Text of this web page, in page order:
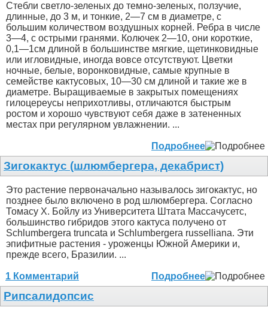
Стебли светло-зеленых до темно-зеленых, ползучие,
длинные, до 3 м, и тонкие, 2—7 см в диаметре, с
большим количеством воздушных корней. Ребра в числе
3—4, с острыми гранями. Колючек 2—10, они короткие,
0,1—1см длиной в большинстве мягкие, щетинковидные
или игловидные, иногда вовсе отсутствуют. Цветки
ночные, белые, воронковидные, самые крупные в
семействе кактусовых, 10—30 см длиной и такие же в
диаметре. Выращиваемые в закрытых помещениях
гилоцереусы неприхотливы, отличаются быстрым
ростом и хорошо чувствуют себя даже в затененных
местах при регулярном увлажнении. ...
Подробнее
Зигокактус (шлюмбергера, декабрист)
Это растение первоначально называлось зигокактус, но
позднее было включено в род шлюмбергера. Согласно
Томасу Х. Бойлу из Университета Штата Массачусетс,
большинство гибридов этого кактуса получено от
Schlumbergera truncata и Schlumbergera russelliana. Эти
эпифитные растения - уроженцы Южной Америки и,
прежде всего, Бразилии. ...
1 Комментарий Подробнее
Рипсалидопсис